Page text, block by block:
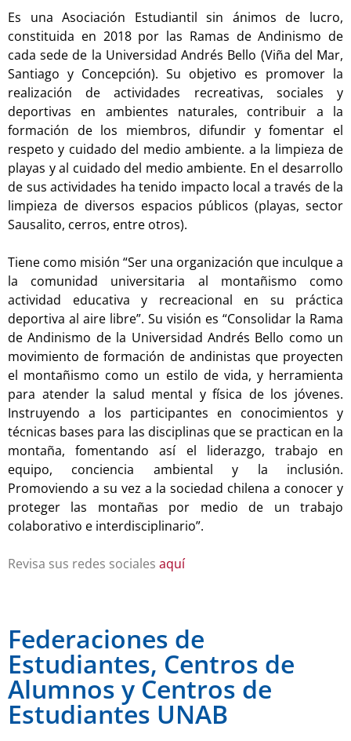
Es una Asociación Estudiantil sin ánimos de lucro,
constituida en 2018 por las Ramas de Andinismo de
cada sede de la Universidad Andrés Bello (Viña del Mar,
Santiago y Concepción). Su objetivo es promover la
realización de actividades recreativas, sociales y
deportivas en ambientes naturales, contribuir a la
formación de los miembros, difundir y fomentar el
respeto y cuidado del medio ambiente. a la limpieza de
playas y al cuidado del medio ambiente. En el desarrollo
de sus actividades ha tenido impacto local a través de la
limpieza de diversos espacios públicos (playas, sector
Sausalito, cerros, entre otros).
Tiene como misión “Ser una organización que inculque a
la comunidad universitaria al montañismo como
actividad educativa y recreacional en su práctica
deportiva al aire libre”. Su visión es “Consolidar la Rama
de Andinismo de la Universidad Andrés Bello como un
movimiento de formación de andinistas que proyecten
el montañismo como un estilo de vida, y herramienta
para atender la salud mental y física de los jóvenes.
Instruyendo a los participantes en conocimientos y
técnicas bases para las disciplinas que se practican en la
montaña, fomentando así el liderazgo, trabajo en
equipo, conciencia ambiental y la inclusión.
Promoviendo a su vez a la sociedad chilena a conocer y
proteger las montañas por medio de un trabajo
colaborativo e interdisciplinario”.
Revisa sus redes sociales aquí
Federaciones de
Estudiantes, Centros de
Alumnos y Centros de
Estudiantes UNAB